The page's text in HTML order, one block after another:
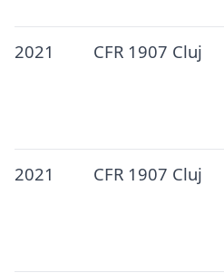
2021 CFR 1907 Cluj
2021 CFR 1907 Cluj